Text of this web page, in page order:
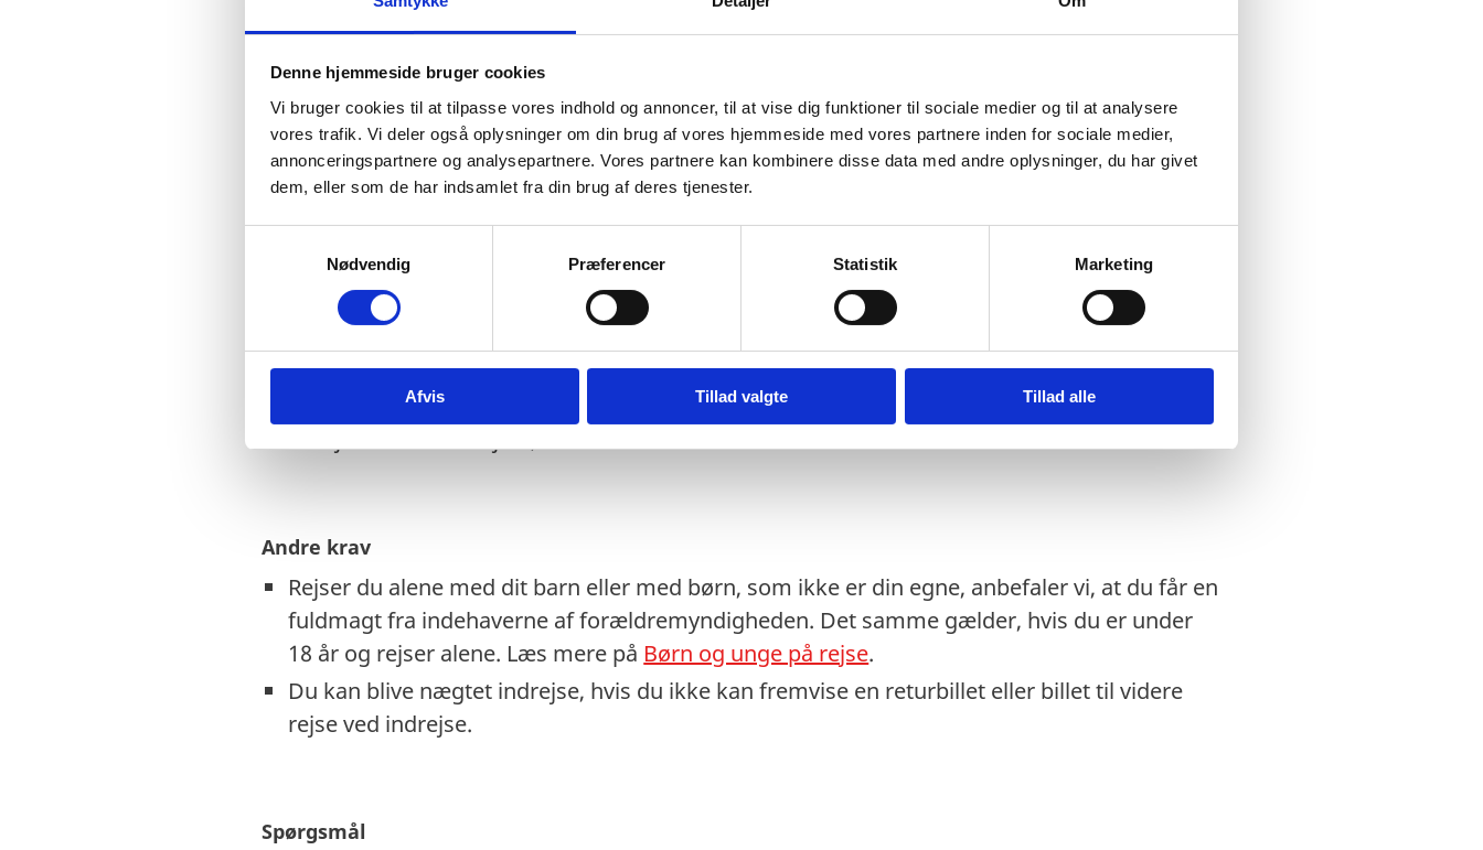
Denne hjemmeside bruger cookies
Vi bruger cookies til at tilpasse vores indhold og annoncer, til at vise dig funktioner til sociale medier og til at analysere
vores trafik. Vi deler også oplysninger om din brug af vores hjemmeside med vores partnere inden for sociale medier,
annonceringspartnere og analysepartnere. Vores partnere kan kombinere disse data med andre oplysninger, du har givet
dem, eller som de har indsamlet fra din brug af deres tjenester.
v
Nødvendig Præferencer Statistik Marketing
Afvis Tillad valgte Tillad alle
Pas
Pas skal være gyldigt i 6 måneder ved indrejsen.
Danske forlængede pas anerkendes til ind- og udrejse.
Danske nødpas (provisoriske pas) anerkendes ved ind- og udrejse.
EU-nødpas anerkendes ved ind- og udrejse.
Tjek på forhånd om et eventuelt transitland på rejsen anerkender et dansk nødpas eller et
EU-nødpas. Kontakt transitlandets ambassade.
Visse viseringer og stempler i dit pas kan medføre, at du kan blive nægtet indrejse.
Hvis du har dansk flygtninge- eller fremmedpas, kan der gælde andre regler for ind- og
Andre krav
Rejser du alene med dit barn eller med børn, som ikke er din egne, anbefaler vi, at du får en
fuldmagt fra indehaverne af forældremyndigheden. Det samme gælder, hvis du er under
18 år og rejser alene. Læs mere på Børn og unge på rejse.
Du kan blive nægtet indrejse, hvis du ikke kan fremvise en returbillet eller billet til videre
rejse ved indrejse.
Spørgsmål